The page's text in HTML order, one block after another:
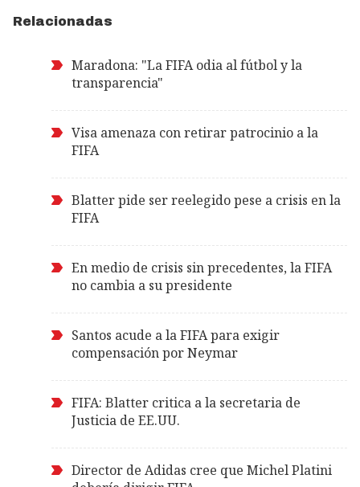
Relacionadas
Maradona: "La FIFA odia al fútbol y la
transparencia"
Visa amenaza con retirar patrocinio a la
FIFA
Blatter pide ser reelegido pese a crisis en la
FIFA
En medio de crisis sin precedentes, la FIFA
no cambia a su presidente
Santos acude a la FIFA para exigir
compensación por Neymar
FIFA: Blatter critica a la secretaria de
Justicia de EE.UU.
Director de Adidas cree que Michel Platini